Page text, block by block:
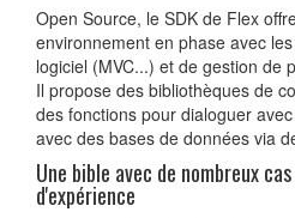
Open Source, le SDK de Flex
environnement en phase avec
logiciel (MVC...) et de gestion de
Il propose des bibliothèques de
des fonctions pour dialoguer
avec des bases de données via
Une bible avec de nombreux
d'expérience